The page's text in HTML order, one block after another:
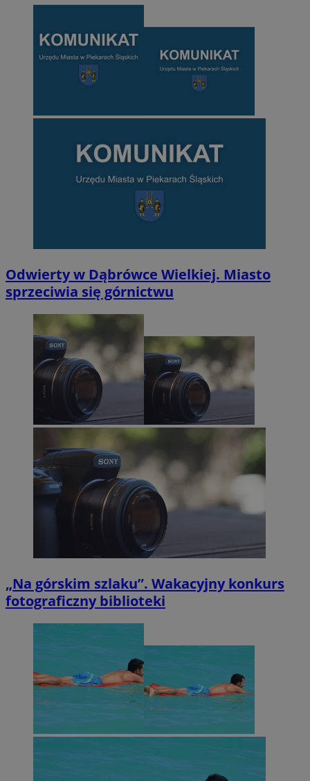
Odwierty w Dąbrówce Wielkiej. Miasto
sprzeciwia się górnictwu
„Na górskim szlaku”. Wakacyjny konkurs
fotograficzny biblioteki